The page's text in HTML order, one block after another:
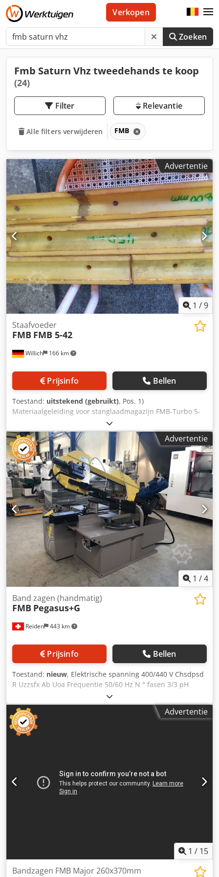
Zoeken
Verkopen
Fmb Saturn Vhz tweedehands te koop
(24)
Filter Relevantie
Alle filters verwijderen FMB
Advertentie
1 /9
Willich 166 km
Staafvoeder
FMB FMB 5-42
Prijsinfo Bellen
Toestand: uitstekend (gebruikt), Pos. 1)
Materiaalgeleiding voor stanglaadmagazijn FMB-Turbo 5-
42 42 mm kanaal, 3x ca. 1000 mm; 3x 500 mm. De
geleidingen kunnen eenvoudig worden vervangen doordat
ze met klemmen zijn bevestigd. Prijs voor alle geleidingen:
€ 250,00, exclusief BTW en verzendkosten. Pos. 2 Klemmen
ø 50 mm voor geleidingsbril, eveneens van de fabrikant
van het laadmagazijn, FMB. De polyurethaanklemmen
kunnen alleen worden gebruikt in het laadmagazijn Turbo
10-65 mm met klemmenbril (niet geschikt voor rollenbril).
Codpfx Aszqt Igjb Usha Prijs: € 100,00, exclusief BTW en
verzendkosten. Pos. 3 Lagering voor voorschuifstangen,
diverse maten, op aanvraag. Verzoeken graag voorzien van
bedrijfsadres en e-mailadres, anders kunnen wij geen
specifieke antwoorden garanderen.
Advertentie
1 /4
Reiden 443 km
Band zagen (handmatig)
FMB Pegasus+G
Prijsinfo Bellen
Toestand: nieuw, Elektrische spanning 400/440 V Chsdpsd
R Uzzsfx Ab Uoa Frequentie 50/60 Hz N ° fasen 3/3 pH
Advertentie
1 / 15
Bandzagen FMB Major 260x370mm